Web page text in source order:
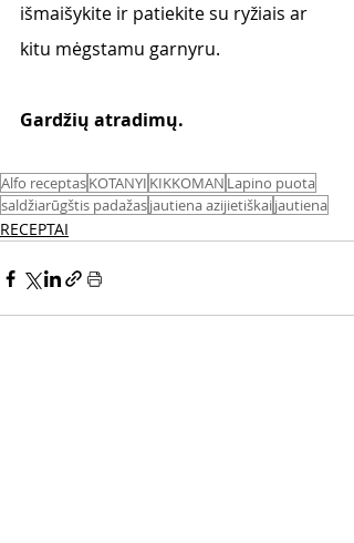
išmaišykite ir patiekite su ryžiais ar
kitu mėgstamu garnyru.
Gardžių atradimų.
Alfo receptasKOTANYI KIKKOMAN Lapino puota
saldžiarūgštis padažasjautiena azijietiškaijautiena
RECEPTAI